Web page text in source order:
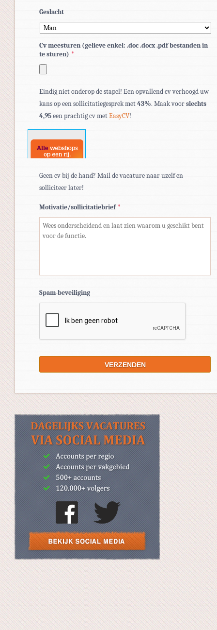
Geslacht
Cv meesturen (gelieve enkel: .doc .docx .pdf bestanden in
te sturen) *
bestandstypen:
pdf,
doc,
docx.
Eindig niet onderop de stapel! Een opvallend cv verhoogd uw
kans op een sollicitatiegesprek met43%. Maak voorslechts
4,95een prachtig cv metEasyCV!
Geen cv bij de hand? Mail de vacature naar uzelf en
solliciteer later!
Motivatie/sollicitatiebrief *
Spam-beveiliging